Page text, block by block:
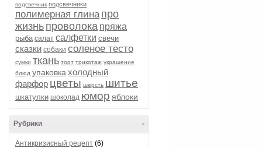
подсвечник подсвечники
полимерная глина про
жизнь проволока пряжа
рыба салат салфетки свечи
сказки собаки соленое тесто
сумки ткань торт трикотаж украшение
блюд упаковка холодный
фарфор цветы шерсть шитье
шкатулки шоколад юмор яблоки
-
Рубрики
Антикризисный рецепт (6)